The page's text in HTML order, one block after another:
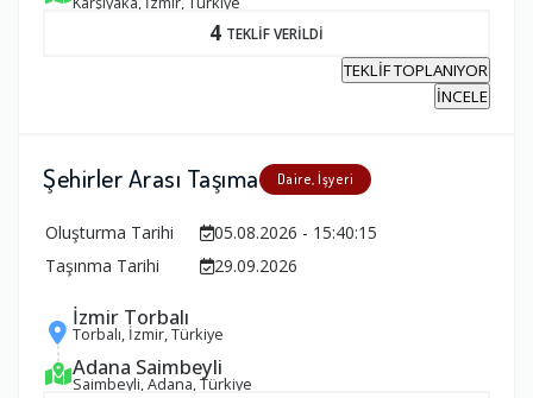
4 TEKLİF VERİLDİ
TEKLİF TOPLANIYOR
İNCELE
Şehirler Arası Taşıma Daire, İşyeri
Oluşturma Tarihi
05.08.2026 - 15:40:15
Taşınma Tarihi
29.09.2026
İzmir Torbalı
Torbalı, İzmir, Türkiye
Adana Saimbeyli
Saimbeyli, Adana, Türkiye